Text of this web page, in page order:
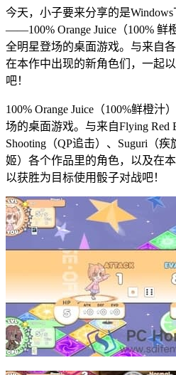
今天，小子要来分享的是
——100% Orange Juice（100% 鲜
全明星登场的桌面游戏。与来自
在本作中出现的新角色们，一起
吧！
100% Orange Juice（100%鲜橙
场的桌面游戏。与来自Flying Red
Shooting（QP追击）、Suguri（
姬）各个作品里的角色，以及在
以获胜为目标使用骰子对战吧！